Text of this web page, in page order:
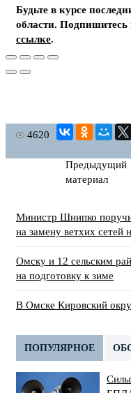
Будьте в курсе
области. Подпишитесь
ссылке.
4620
Предыдущий
материал
Министр Шнипко
на замену ветхих сетей
Омску и 12 сельским
на подготовку к зиме
В Омске Кировский
ПОПУЛЯРНОЕ